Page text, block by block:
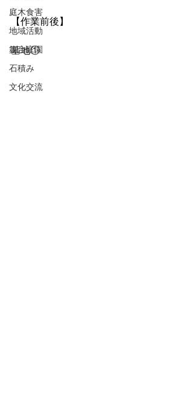
庭木食害
地域活動
舞台庭園
石積み
文化交流
【作業前後】
墓地①